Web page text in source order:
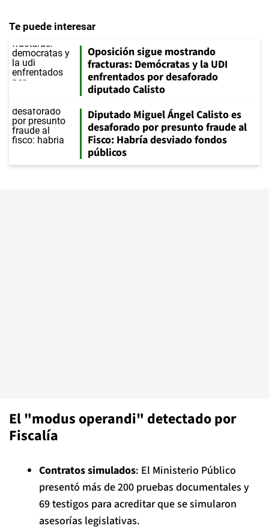
Te puede interesar
Oposición sigue mostrando
fracturas: Demócratas y la UDI
enfrentados por desaforado
diputado Calisto
Diputado Miguel Ángel Calisto es
desaforado por presunto fraude al
Fisco: Habría desviado fondos
públicos
El "modus operandi" detectado por
Fiscalía
Contratos simulados: El Ministerio Público
presentó más de 200 pruebas documentales y
69 testigos para acreditar que se simularon
asesorías legislativas.